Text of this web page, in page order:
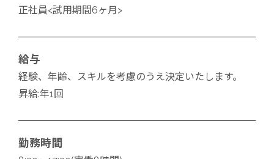
正社員<試用期間6ヶ月>
給与
経験、年齢、スキルを考慮のうえ決定いたします。
昇給:年1回
勤務時間